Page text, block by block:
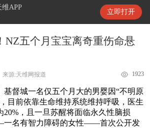
APP
立即打开
天维新闻
NZ五个月宝宝离奇重伤命悬
来源:天维网报道 1923
基督城一名仅五个月大的男婴因“不明原
目前依靠生命维持系统维持呼吸，医生
20%，且一旦苏醒将面临永久性脑损
名有智力障碍的女性——首次公开发